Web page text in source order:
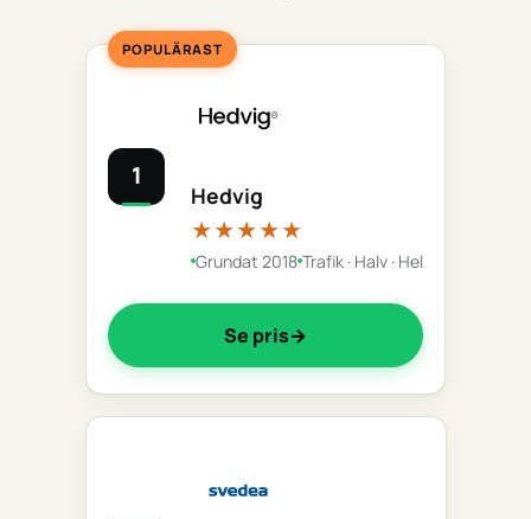
POPULÄRAST
1
Hedvig
★★★★★
Grundat 2018 Trafik · Halv · Hel
Se pris